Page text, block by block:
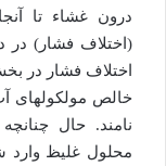
درون غشاء تا
(اختلاف فشار)
اختلاف فشار در
خالص مولکولهای
نامند. حال
محلول غلیظ وارد